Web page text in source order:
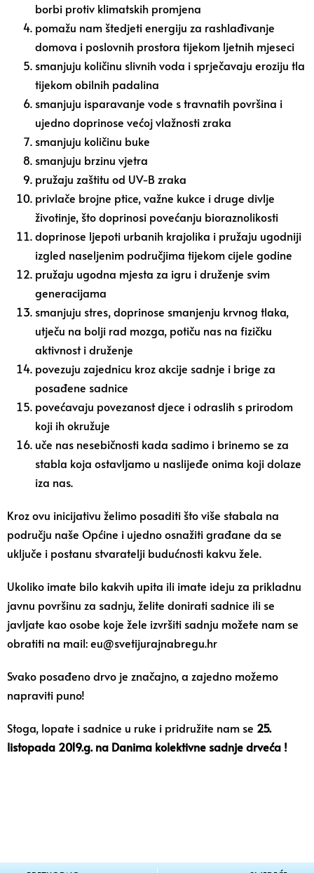
borbi protiv klimatskih promjena
pomažu nam štedjeti energiju za rashlađivanje
domova i poslovnih prostora tijekom ljetnih mjeseci
smanjuju količinu slivnih voda i sprječavaju eroziju tla
tijekom obilnih padalina
smanjuju isparavanje vode s travnatih površina i
ujedno doprinose većoj vlažnosti zraka
smanjuju količinu buke
smanjuju brzinu vjetra
pružaju zaštitu od UV-B zraka
privlače brojne ptice, važne kukce i druge divlje
životinje, što doprinosi povećanju bioraznolikosti
doprinose ljepoti urbanih krajolika i pružaju ugodniji
izgled naseljenim područjima tijekom cijele godine
pružaju ugodna mjesta za igru i druženje svim
generacijama
smanjuju stres, doprinose smanjenju krvnog tlaka,
utječu na bolji rad mozga, potiču nas na fizičku
aktivnost i druženje
povezuju zajednicu kroz akcije sadnje i brige za
posađene sadnice
povećavaju povezanost djece i odraslih s prirodom
koji ih okružuje
uče nas nesebičnosti kada sadimo i brinemo se za
stabla koja ostavljamo u naslijeđe onima koji dolaze
iza nas.
Kroz ovu inicijativu želimo posaditi što više stabala na
području naše Općine i ujedno osnažiti građane da se
uključe i postanu stvaratelji budućnosti kakvu žele.
Ukoliko imate bilo kakvih upita ili imate ideju za prikladnu
javnu površinu za sadnju, želite donirati sadnice ili se
javljate kao osobe koje žele izvršiti sadnju možete nam se
obratiti na mail:eu@svetijurajnabregu.hr
Svako posađeno drvo je značajno, a zajedno možemo
napraviti puno!
Stoga, lopate i sadnice u ruke i pridružite nam se 25.
listopada 2019.g. na Danima kolektivne sadnje drveća !